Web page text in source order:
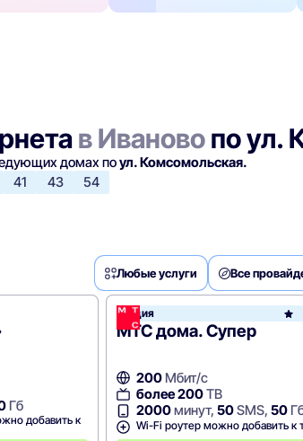
в Ивановопо ул.
домах поул. Комсомольская.
41 43 54
Любые услуги Все
Гб
добавить к
Акция
МТС дома. Супер
200 Мбит/с
более 200ТВ
2000минут,50SMS,50
Wi-Fi роутер можно добавить к